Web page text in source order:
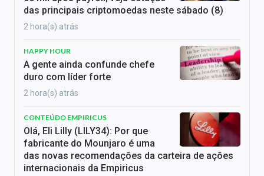
das principais criptomoedas neste sábado (8)
2 hora(s) atrás
HAPPY HOUR
A gente ainda confunde chefe
duro com líder forte
2 hora(s) atrás
CONTEÚDO EMPIRICUS
Olá, Eli Lilly (LILY34): Por que
fabricante do Mounjaro é uma
das novas recomendações da carteira de ações
internacionais da Empiricus